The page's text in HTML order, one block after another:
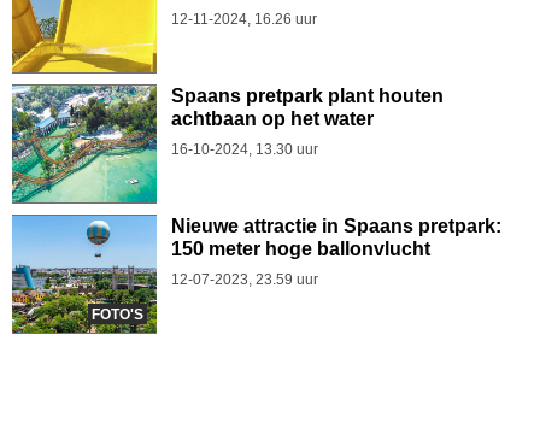
12-11-2024, 16.26 uur
Spaans pretpark plant houten
achtbaan op het water
16-10-2024, 13.30 uur
FOTO'S
Nieuwe attractie in Spaans pretpark:
150 meter hoge ballonvlucht
12-07-2023, 23.59 uur